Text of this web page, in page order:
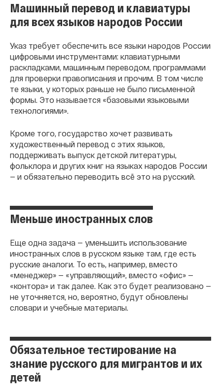
Машинный перевод и клавиатуры
для всех языков народов России
Указ требует обеспечить все языки народов России
цифровыми инструментами: клавиатурными
раскладками, машинным переводом, программами
для проверки правописания и прочим. В том числе
те языки, у которых раньше не было письменной
формы. Это называется «базовыми языковыми
технологиями».
Кроме того, государство хочет развивать
художественный перевод с этих языков,
поддерживать выпуск детской литературы,
фольклора и других книг на языках народов России
— и обязательно переводить всё это на русский.
Меньше иностранных слов
Еще одна задача — уменьшить использование
иностранных слов в русском языке там, где есть
русские аналоги. То есть, например, вместо
«менеджер» — «управляющий», вместо «офис» —
«контора» и так далее. Как это будет реализовано —
не уточняется, но, вероятно, будут обновлены
словари и учебные материалы.
Обязательное тестирование на
знание русского для мигрантов и их
детей